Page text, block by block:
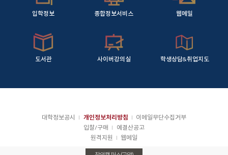
입학정보 종합정보서비스 웹메일
도서관 사이버강의실 학생상담&취업지도
대학정보공시 개인정보처리방침
이메일무단수집거부
입찰/구매
예결산공고
원격지원
웹메일